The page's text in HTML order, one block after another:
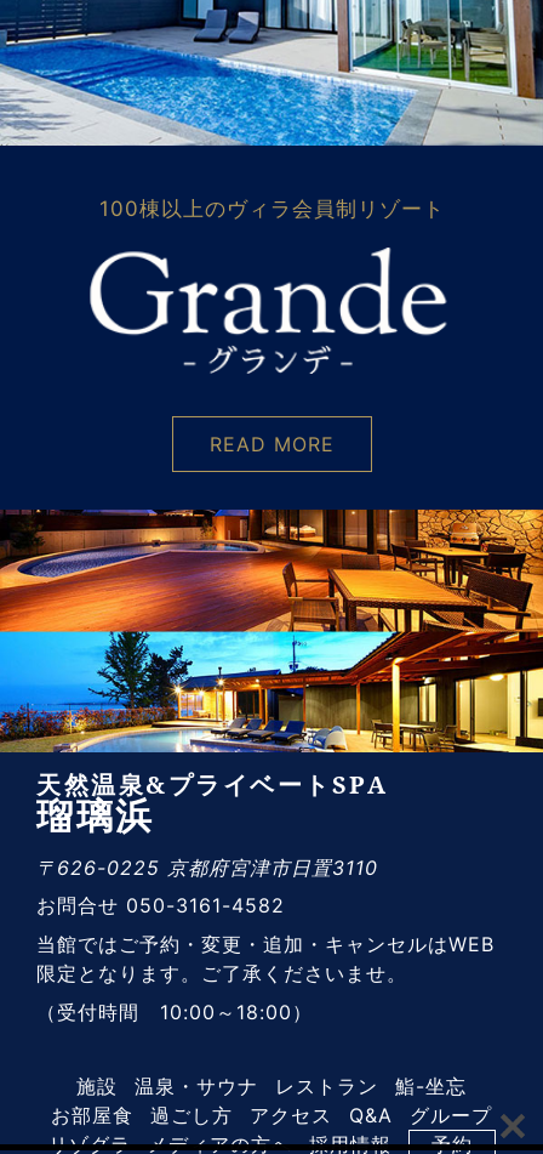
100棟以上のヴィラ会員制リゾート
READ MORE
天然温泉&プライベートSPA
瑠璃浜
〒626-0225 京都府宮津市日置3110
お問合せ 050-3161-4582
当館ではご予約・変更・追加・キャンセルはWEB
限定となります。ご了承くださいませ。
（受付時間 10:00～18:00）
施設 温泉・サウナ レストラン
鮨-坐忘
お部屋食
過ごし方 アクセス Q&A
グループ
リゾグラ
メディアの方へ 採用情報 予約